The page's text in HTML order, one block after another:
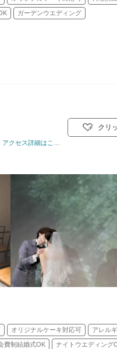
ガーデンウエディング
40名 挙式スタイル: 人前式／和装人前
アクセス詳細はこちら
クリ
オリジナルケーキ対応可 アレル
費制結婚式OK ナイトウエディング